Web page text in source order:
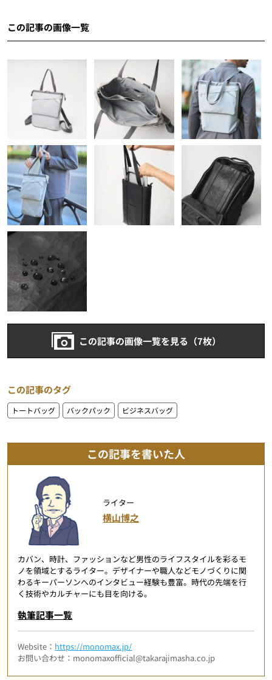
この記事の画像一覧
この記事の画像一覧を見る（7枚）
この記事のタグ
トートバッグ バックパック ビジネスバッグ
この記事を書いた人
ライター
横山博之
カバン、時計、ファッションなど男性のライフスタイルを彩るモ
ノを領域とするライター。デザイナーや職人などモノづくりに関
わるキーパーソンへのインタビュー経験も豊富。時代の先端を行
く技術やカルチャーにも目を向ける。
執筆記事一覧
Website： https://monomax.jp/
お問い合わせ：monomaxofficial@takarajimasha.co.jp